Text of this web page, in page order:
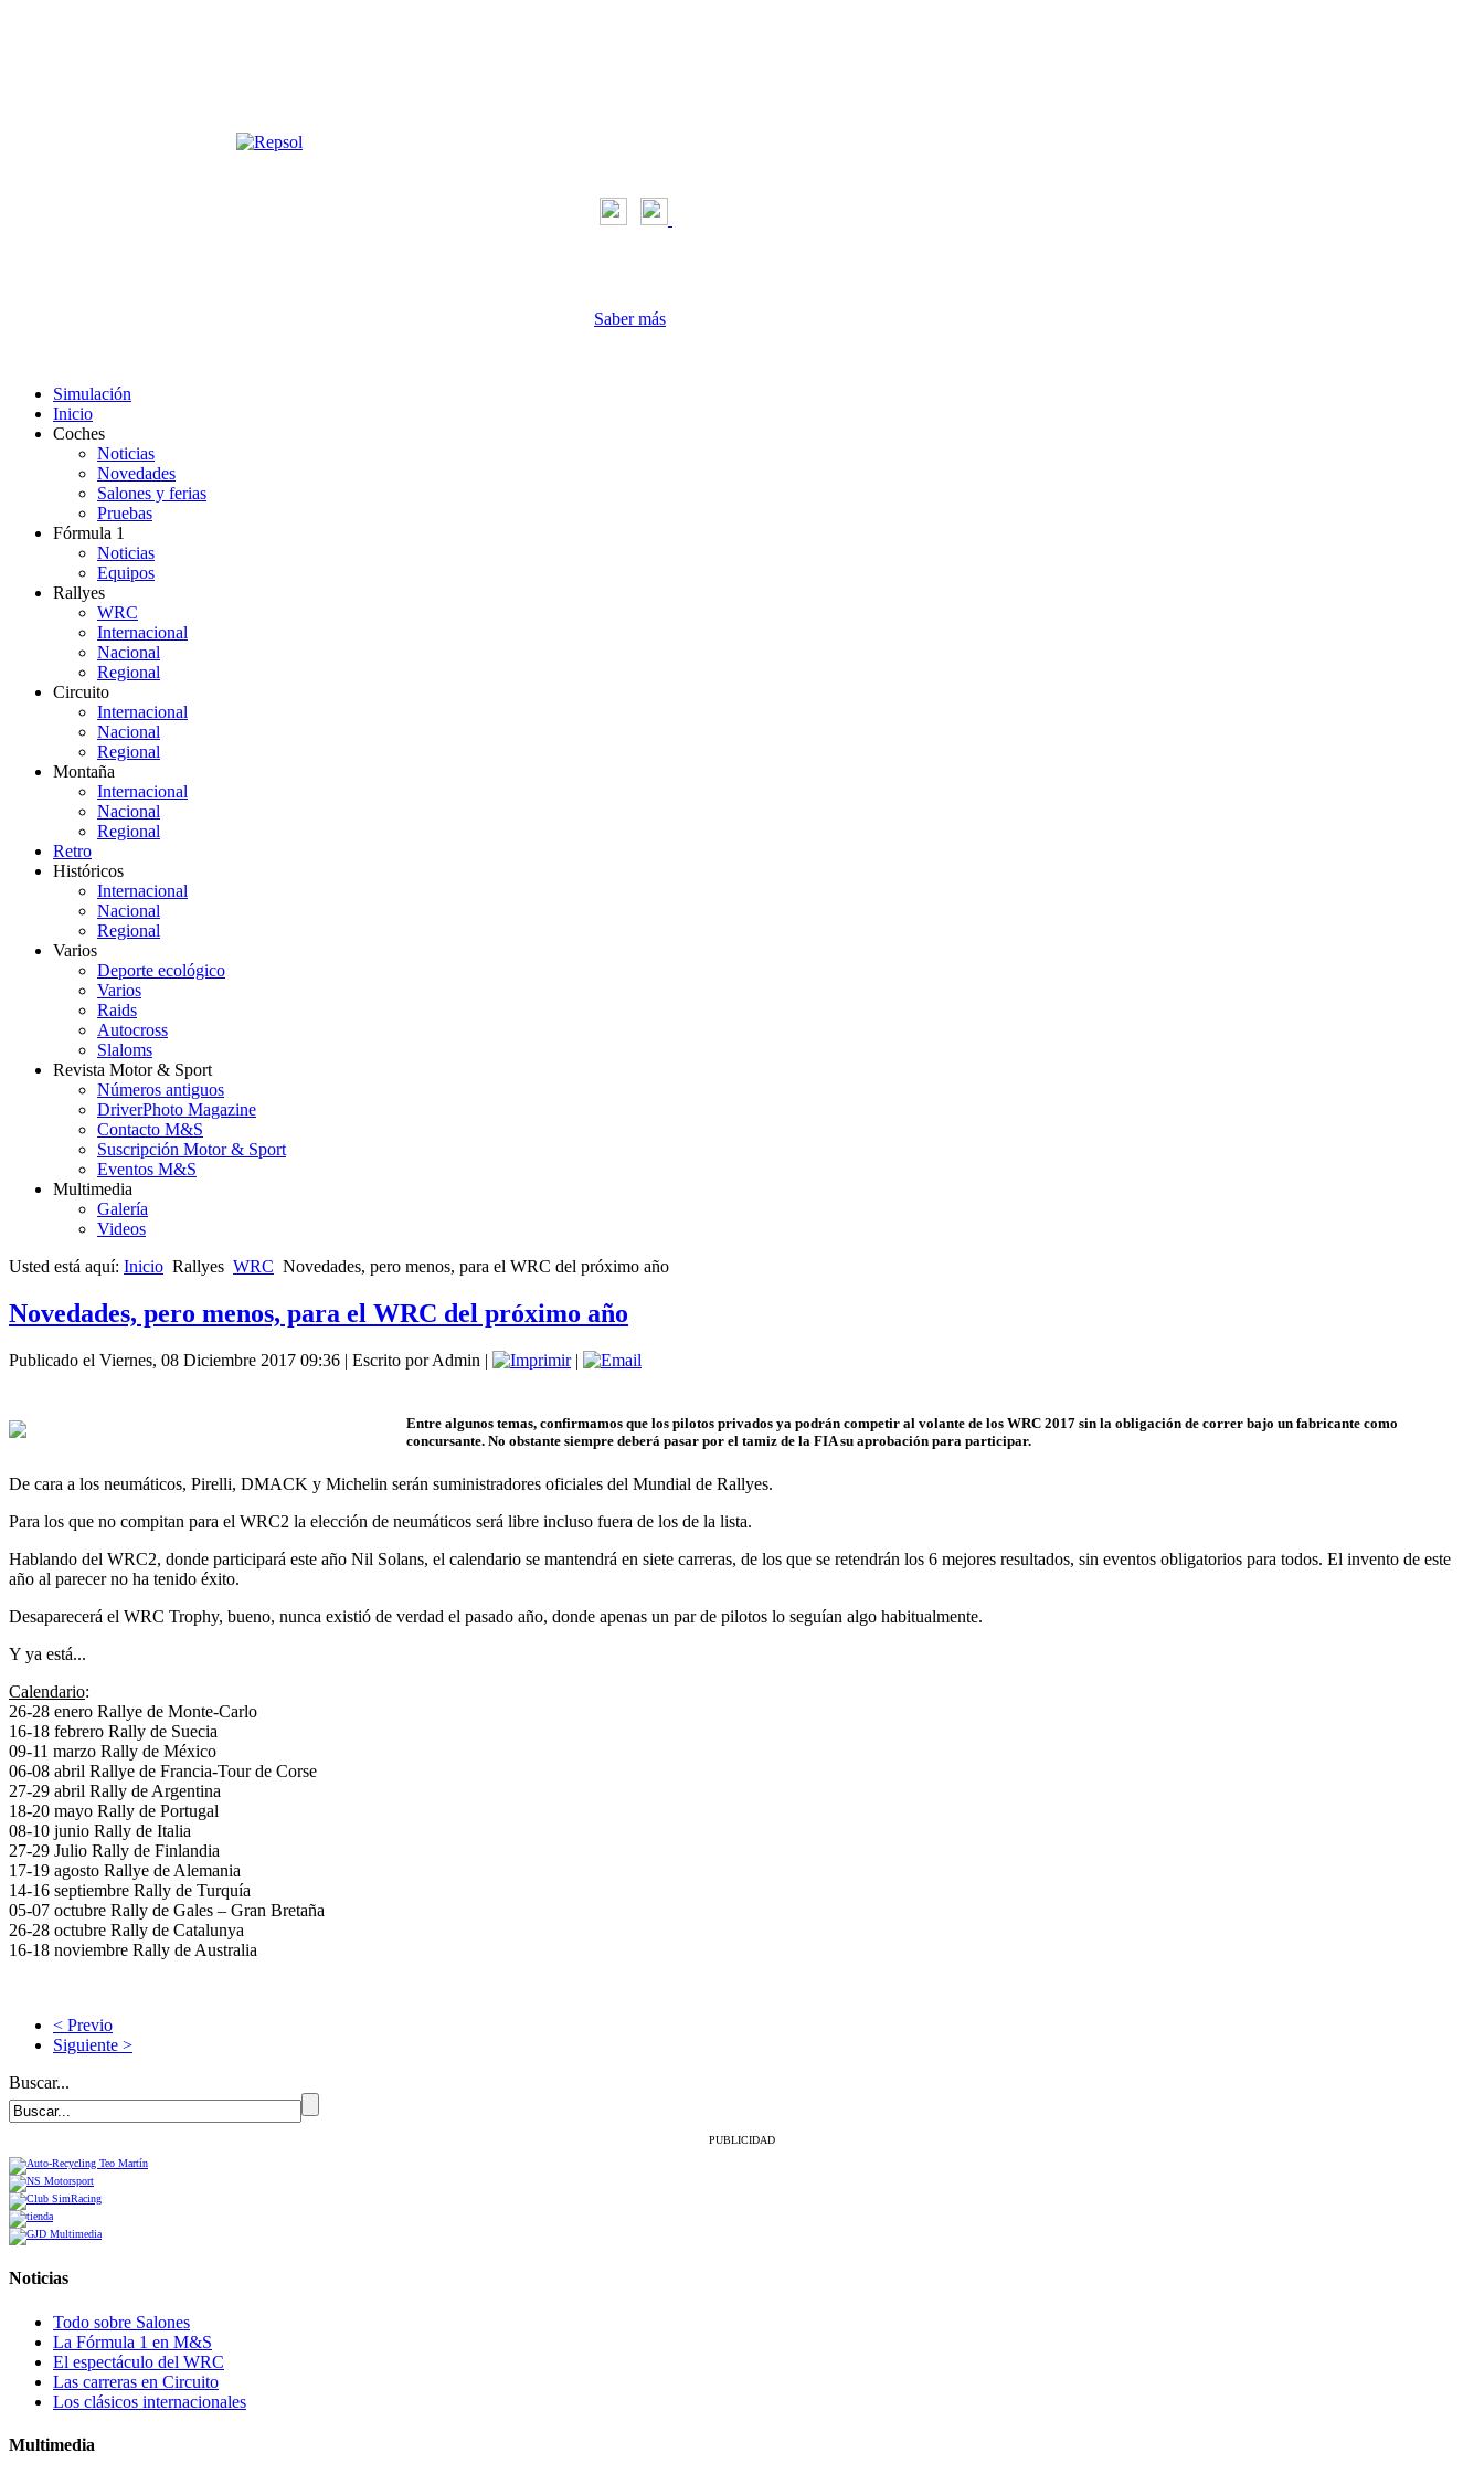
Saber más
Simulación
Inicio
Coches
Noticias
Novedades
Salones y ferias
Pruebas
Fórmula 1
Noticias
Equipos
Rallyes
WRC
Internacional
Nacional
Regional
Circuito
Internacional
Nacional
Regional
Montaña
Internacional
Nacional
Regional
Retro
Históricos
Internacional
Nacional
Regional
Varios
Deporte ecológico
Varios
Raids
Autocross
Slaloms
Revista Motor & Sport
Números antiguos
DriverPhoto Magazine
Contacto M&S
Suscripción Motor & Sport
Eventos M&S
Multimedia
Galería
Videos
Usted está aquí: Inicio Rallyes WRC Novedades, pero menos, para el WRC del próximo año
Novedades, pero menos, para el WRC del próximo año
Publicado el Viernes, 08 Diciembre 2017 09:36 | Escrito por Admin | |
Entre algunos temas, confirmamos que los pilotos privados ya podrán competir al volante de los WRC 2017 sin la obligación de correr bajo un fabricante como
concursante. No obstante siempre deberá pasar por el tamiz de la FIA su aprobación para participar.
De cara a los neumáticos, Pirelli, DMACK y Michelin serán suministradores oficiales del Mundial de Rallyes.
Para los que no compitan para el WRC2 la elección de neumáticos será libre incluso fuera de los de la lista.
Hablando del WRC2, donde participará este año Nil Solans, el calendario se mantendrá en siete carreras, de los que se retendrán los 6 mejores resultados, sin eventos obligatorios para todos. El invento de este
año al parecer no ha tenido éxito.
Desaparecerá el WRC Trophy, bueno, nunca existió de verdad el pasado año, donde apenas un par de pilotos lo seguían algo habitualmente.
Y ya está...
Calendario:
26‐28 enero Rallye de Monte-Carlo
16‐18 febrero Rally de Suecia
09‐11 marzo Rally de México
06‐08 abril Rallye de Francia‐Tour de Corse
27‐29 abril Rally de Argentina
18‐20 mayo Rally de Portugal
08‐10 junio Rally de Italia
27‐29 Julio Rally de Finlandia
17‐19 agosto Rallye de Alemania
14‐16 septiembre Rally de Turquía
05‐07 octubre Rally de Gales – Gran Bretaña
26‐28 octubre Rally de Catalunya
16‐18 noviembre Rally de Australia
< Previo
Siguiente >
Buscar...
PUBLICIDAD
Noticias
Todo sobre Salones
La Fórmula 1 en M&S
El espectáculo del WRC
Las carreras en Circuito
Los clásicos internacionales
Multimedia